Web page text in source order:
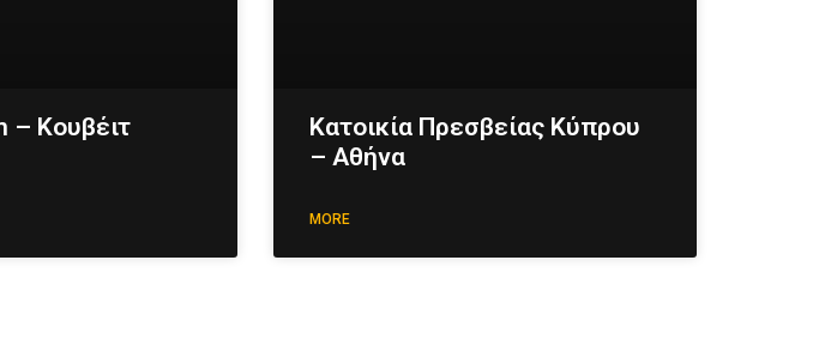
– Κουβέιτ
Κατοικία Πρεσβείας Κύπρου
– Αθήνα
MORE